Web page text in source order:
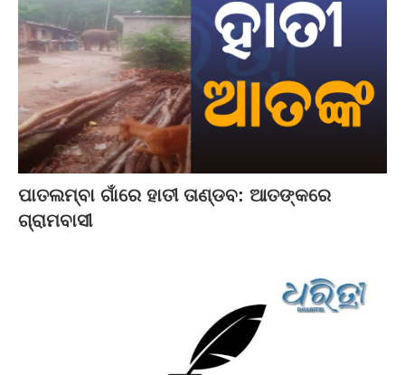
ପାତଲମ୍ବା ଗାଁରେ ହାତୀ ତାଣ୍ଡବ: ଆତଙ୍କରେ
ଗ୍ରାମବାସୀ